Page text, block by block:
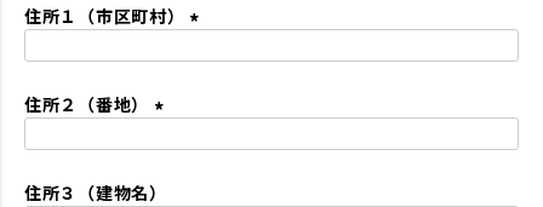
須
住所１（市区町村）
住所２（番地）
須
住所３（建物名）